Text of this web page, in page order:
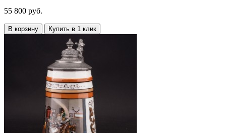
55 800 руб.
В корзину Купить в 1 клик